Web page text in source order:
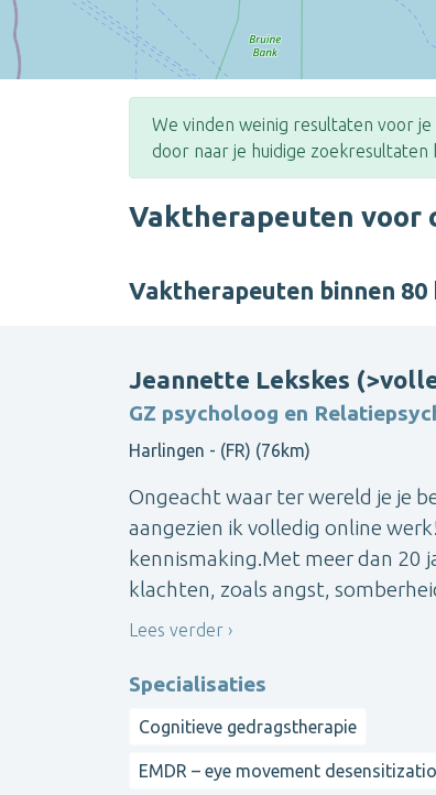
We vinden weinig resultaten voor
door naar je huidige zoekresultaten
Vaktherapeuten voor
Vaktherapeuten binnen
Jeannette Lekskes
GZ psycholoog en
Harlingen - (FR) (76km)
Ongeacht waar ter wereld je je
aangezien ik volledig online
kennismaking.Met meer dan 20
klachten, zoals angst,
Lees verder
Specialisaties
Cognitieve gedragstherapie
EMDR – eye movement